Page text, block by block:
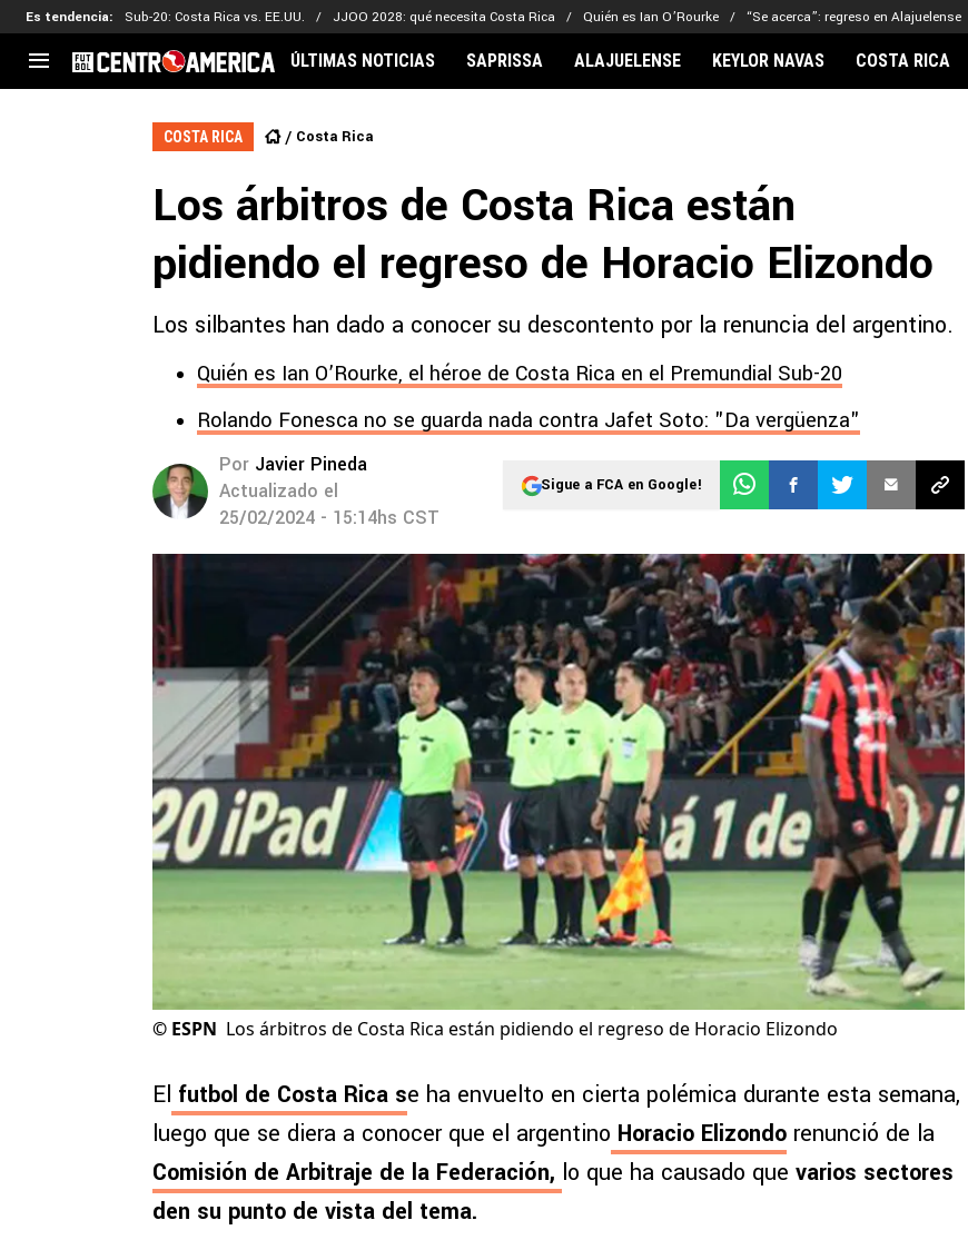
Es tendencia: Sub-20: Costa Rica vs. EE.UU. JJOO 2028: qué necesita Costa Rica Quién es Ian O’Rourke “Se acerca”: regreso en Alajuelense
CENTROAMÉRICA
CONCACAF
Liga de Naciones
Copa de Campeones
Copa Centroamericana
MLS
Kervin Arriaga
Nathaniel Méndez-Laing
Alajuelense
Comunicaciones
Olimpia
Real Estelí
Real Madrid
ÚLTIMAS NOTICIAS SAPRISSA ALAJUELENSE KEYLOR NAVAS COSTA RICA
COSTA RICA Costa Rica
Los árbitros de Costa Rica están
pidiendo el regreso de Horacio Elizondo
Los silbantes han dado a conocer su descontento por la renuncia del argentino.
Quién es Ian O’Rourke, el héroe de Costa Rica en el Premundial Sub-20
Rolando Fonesca no se guarda nada contra Jafet Soto: "Da vergüenza"
Por Javier Pineda
Actualizado el
25/02/2024 - 15:14hs CST
Sigue a FCA en Google!
© ESPN Los árbitros de Costa Rica están pidiendo el regreso de Horacio Elizondo
El futbol de Costa Rica se ha envuelto en cierta polémica durante esta semana,
luego que se diera a conocer que el argentino Horacio Elizondo renunció de la
Comisión de Arbitraje de la Federación, lo que ha causado que varios sectores
den su punto de vista del tema.